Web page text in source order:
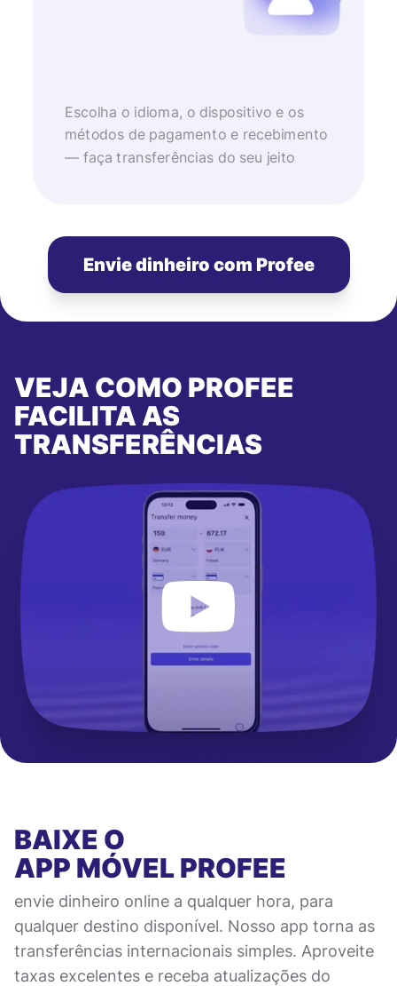
Escolha o idioma, o dispositivo e os
métodos de pagamento e recebimento
— faça transferências do seu jeito
Envie dinheiro com Profee
VEJA COMO PROFEE
FACILITA AS
TRANSFERÊNCIAS
BAIXE O
APP MÓVELPROFEE
envie dinheiro online a qualquer hora, para
qualquer destino disponível. Nosso app torna as
transferências internacionais simples. Aproveite
taxas excelentes e receba atualizações do